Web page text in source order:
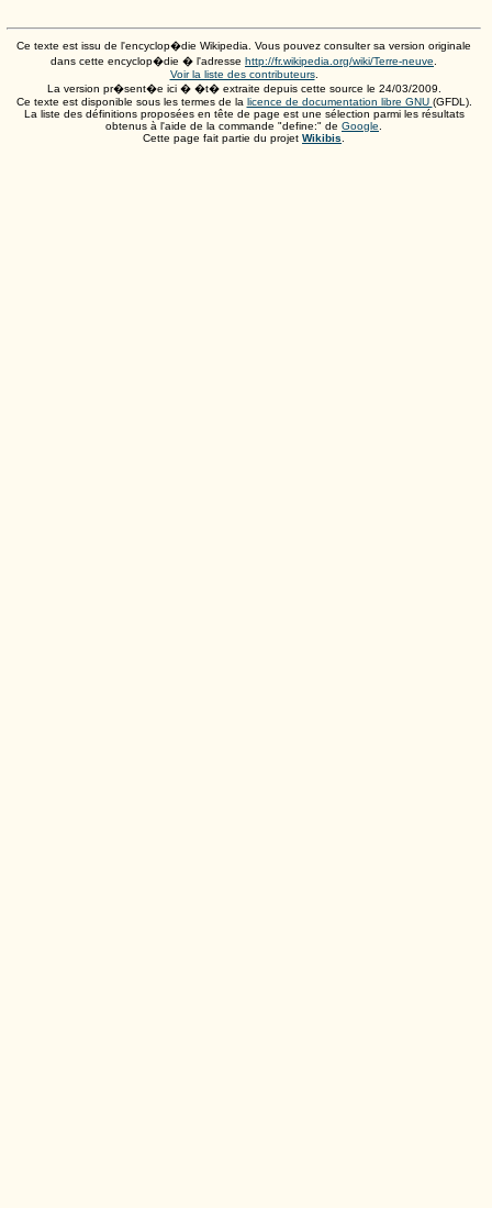
Ce texte est issu de l'encyclop�die Wikipedia. Vous pouvez consulter sa version originale
dans cette encyclop�die � l'adresse http://fr.wikipedia.org/wiki/Terre-neuve
Voir la liste des contributeurs.
La version pr�sent�e ici � �t� extraite depuis cette source le 24/03/2009
Ce texte est disponible sous les termes de la licence de documentation libre GNU (GFDL).
La liste des définitions proposées en tête de page est une sélection parmi les résultats
obtenus à l'aide de la commande "define:" de Google
Cette page fait partie du projet Wikibis